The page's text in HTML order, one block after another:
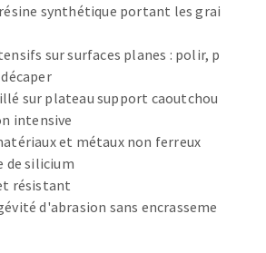
fin
LE TRAVAIL DU MÉTAL
synthétique portant les grai
sur surfaces planes : polir, p
sur plateau support caoutchou
intensive
et métaux non ferreux
de silicium
résistant
d'abrasion sans encrasseme